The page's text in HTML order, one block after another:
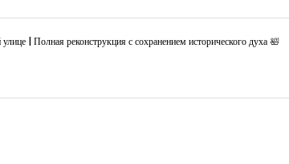
| Полная реконструкция с сохранением исторического духа 🛀